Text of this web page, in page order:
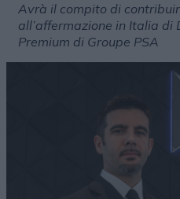
Avrà il compito di
all’affermazione in Italia di
Premium di Groupe PSA